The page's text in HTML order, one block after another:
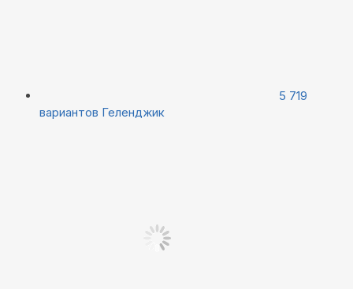
5 719
вариантов Геленджик